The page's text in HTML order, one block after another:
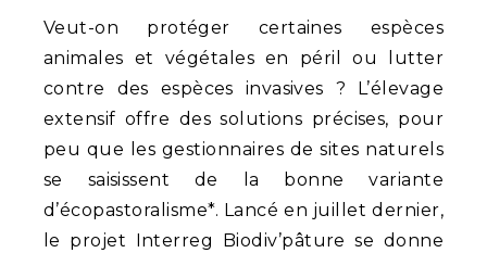
Veut-on protéger certaines espèces
animales et végétales en péril ou lutter
contre des espèces invasives ? L’élevage
extensif offre des solutions précises, pour
peu que les gestionnaires de sites naturels
se saisissent de la bonne variante
d’écopastoralisme*. Lancé en juillet dernier,
le projet Interreg Biodiv’pâture se donne